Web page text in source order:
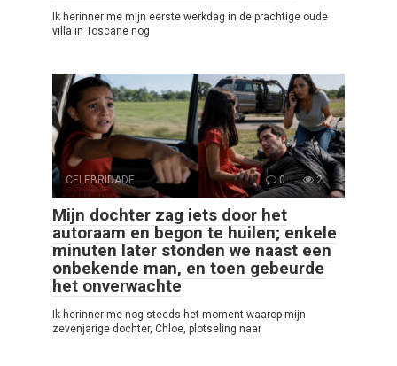
Ik herinner me mijn eerste werkdag in de prachtige oude
villa in Toscane nog
CELEBRIDADE 0 2
Mijn dochter zag iets door het
autoraam en begon te huilen; enkele
minuten later stonden we naast een
onbekende man, en toen gebeurde
het onverwachte
Ik herinner me nog steeds het moment waarop mijn
zevenjarige dochter, Chloe, plotseling naar